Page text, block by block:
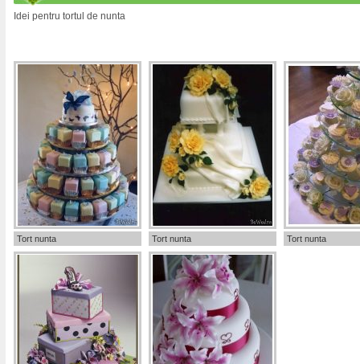
Idei pentru tortul de nunta
Tort nunta Tort nunta Tort nunta